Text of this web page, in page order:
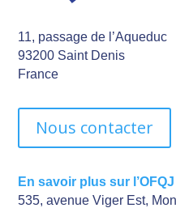
11, passage de l’Aqueduc
93200 Saint Denis
France
Nous contacter
En savoir plus sur
535, avenue Viger Est,